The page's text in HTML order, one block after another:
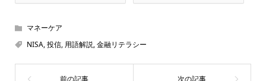
マネーケア
NISA,投信, 用語解説,金融リテラシー